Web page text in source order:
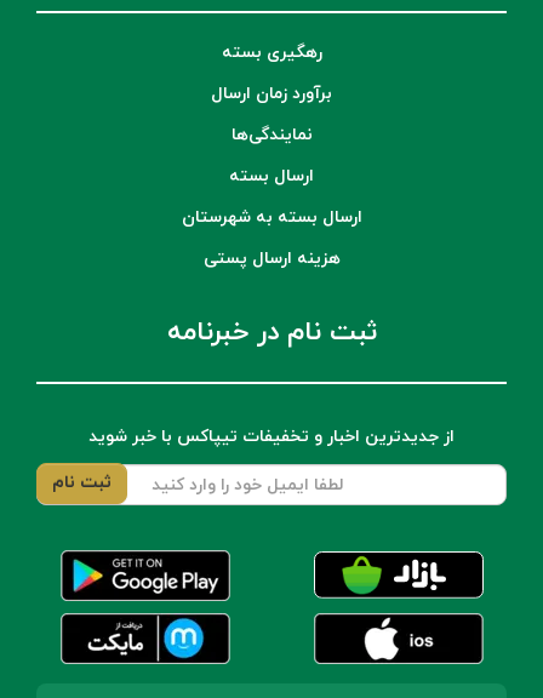
رهگیری بسته
برآورد زمان ارسال
نمایندگی‌ها
ارسال بسته
ارسال بسته به شهرستان
هزینه ارسال پستی
ثبت نام در خبرنامه
از جدیدترین اخبار و تخفیفات تیپاکس با خبر شوید